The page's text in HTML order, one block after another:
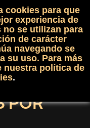
shopping_cart(0)

POR
cookies para que
experiencia de
se utilizan para
de carácter
navegando se
su uso. Para más
nuestra política de
.